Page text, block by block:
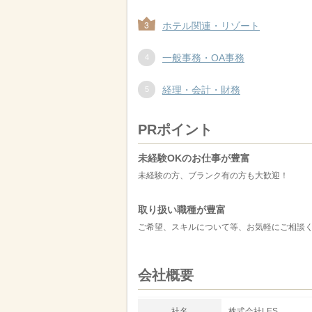
ホテル関連・リゾート
一般事務・OA事務
経理・会計・財務
PRポイント
未経験OKのお仕事が豊富
未経験の方、ブランク有の方も大歓迎！
取り扱い職種が豊富
ご希望、スキルについて等、お気軽にご相談
会社概要